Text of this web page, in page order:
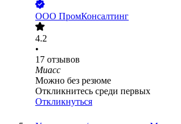
ООО ПромКонсалтинг
4.2
•
17 отзывов
Миасс
Можно без резюме
Откликнитесь среди первых
Откликнуться